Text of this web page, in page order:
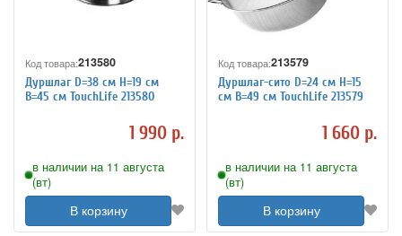
Код товара:213580
Дуршлаг D=38 см H=19 см
B=45 см TouchLife 213580
1 990 р.
в наличии на 11 августа
(вт)
В корзину
Код товара:213579
Дуршлаг-сито D=24 см H=15
см B=49 см TouchLife 213579
1 660 р.
в наличии на 11 августа
(вт)
В корзину